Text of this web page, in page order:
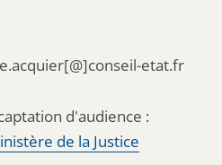
etat.fr
d'audience :
de la Justice